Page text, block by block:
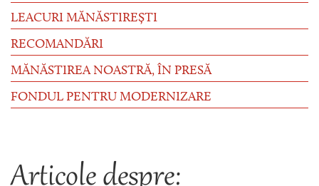
LEACURI MĂNĂSTIREȘTI
RECOMANDĂRI
MĂNĂSTIREA NOASTRĂ, ÎN PRESĂ
FONDUL PENTRU MODERNIZARE
Articole despre: